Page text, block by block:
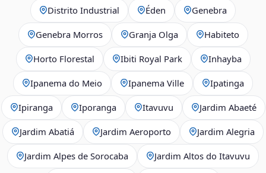
Distrito Industrial Éden Genebra
Genebra Morros Granja Olga Habiteto
Horto Florestal Ibiti Royal Park Inhayba
Ipanema do Meio Ipanema Ville Ipatinga
Ipiranga Iporanga Itavuvu Jardim Abaeté
Jardim Abatiá Jardim Aeroporto Jardim Alegria
Jardim Alpes de Sorocaba Jardim Altos do Itavuvu